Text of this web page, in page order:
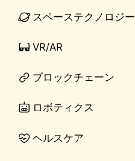
スペーステクノロジー
VR/AR
ブロックチェーン
ロボティクス
ヘルスケア